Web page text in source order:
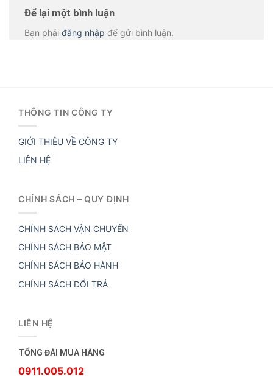
Để lại một bình luận
Bạn phải đăng nhập để gửi bình luận.
THÔNG TIN CÔNG TY
GIỚI THIỆU VỀ CÔNG TY
LIÊN HỆ
CHÍNH SÁCH – QUY ĐỊNH
CHÍNH SÁCH VẬN CHUYỂN
CHÍNH SÁCH BẢO MẬT
CHÍNH SÁCH BẢO HÀNH
CHÍNH SÁCH ĐỔI TRẢ
LIÊN HỆ
TỔNG ĐÀI MUA HÀNG
0911.005.012